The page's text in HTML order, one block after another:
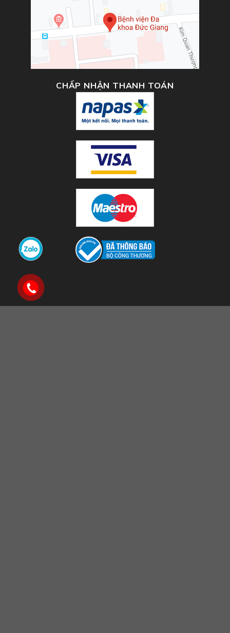
CHẤP NHẬN THANH TOÁN